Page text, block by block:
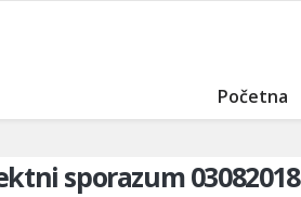
Početna
sporazum 03082018